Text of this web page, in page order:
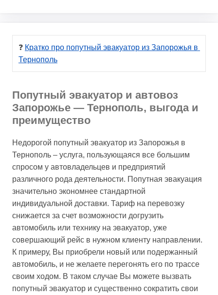
❓ Кратко про попутный эвакуатор из Запорожья в
Тернополь
Попутный эвакуатор и автовоз
Запорожье — Тернополь, выгода и
преимущество
Недорогой попутный эвакуатор из Запорожья в
Тернополь – услуга, пользующаяся все большим
спросом у автовладельцев и предприятий
различного рода деятельности. Попутная эвакуация
значительно экономнее стандартной
индивидуальной доставки. Тариф на перевозку
снижается за счет возможности догрузить
автомобиль или технику на эвакуатор, уже
совершающий рейс в нужном клиенту направлении.
К примеру, Вы приобрели новый или подержанный
автомобиль, и не желаете перегонять его по трассе
своим ходом. В таком случае Вы можете вызвать
попутный эвакуатор и существенно сократить свои